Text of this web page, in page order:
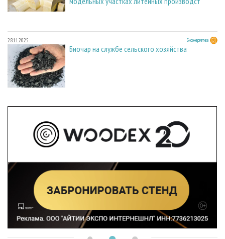
28.11.2025 Биоэнергетика
Биочар на службе сельского хозяйства